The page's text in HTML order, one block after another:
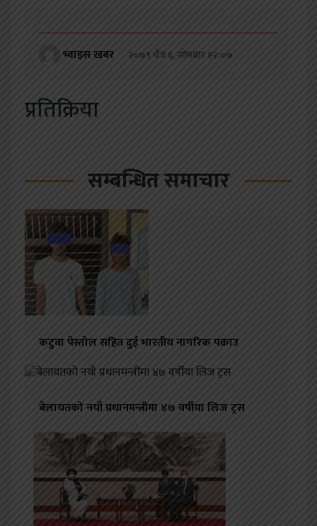
भ्वाइस खबर २०७९ चैत्र ६, सोमबार १२:०७
प्रतिक्रिया
सम्बन्धित समाचार
कटुवा पेस्तोल सहित दुई भारतीय नागरिक पक्राउ
बेलायतको नयाँ प्रधानमन्त्रीमा ४७ वर्षीया लिज ट्रस